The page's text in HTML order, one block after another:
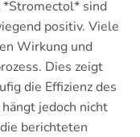
*Stromectol* sind
positiv. Viele
Wirkung und
Dies zeigt
die Effizienz des
jedoch nicht
berichteten